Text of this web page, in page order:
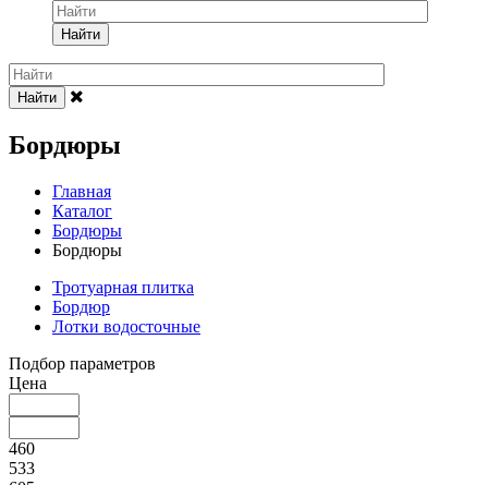
Найти
Найти
Бордюры
Главная
Каталог
Бордюры
Бордюры
Тротуарная плитка
Бордюр
Лотки водосточные
Подбор параметров
Цена
460
533